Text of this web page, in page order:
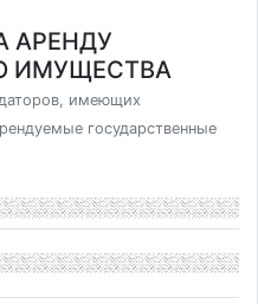
АРЕНДУ
ИМУЩЕСТВА
имеющих
государственные